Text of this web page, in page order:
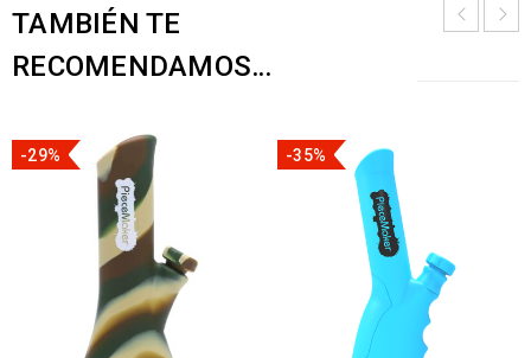
TAMBIÉN TE
RECOMENDAMOS…
-29% -35%